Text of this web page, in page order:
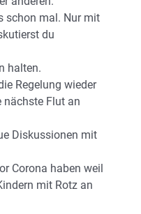
schon mal. Nur mit
du
halten.
Regelung wieder
nächste Flut an
Diskussionen mit
Corona haben weil
mit Rotz an